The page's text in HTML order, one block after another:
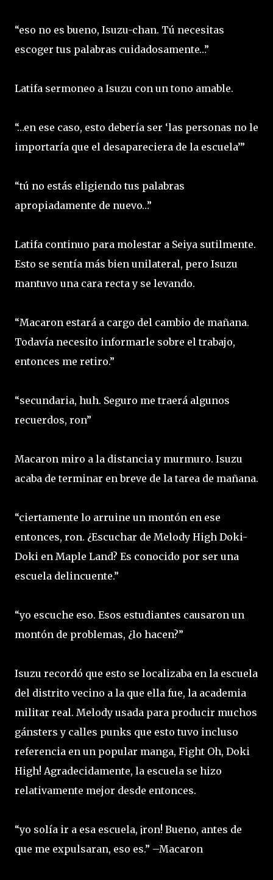
“eso no es bueno, Isuzu-chan. Tú necesitas
escoger tus palabras cuidadosamente…”
Latifa sermoneo a Isuzu con un tono amable.
“…en ese caso, esto debería ser ‘las personas no le
importaría que el desapareciera de la escuela’”
“tú no estás eligiendo tus palabras
apropiadamente de nuevo…”
Latifa continuo para molestar a Seiya sutilmente.
Esto se sentía más bien unilateral, pero Isuzu
mantuvo una cara recta y se levando.
“Macaron estará a cargo del cambio de mañana.
Todavía necesito informarle sobre el trabajo,
entonces me retiro.”
“secundaria, huh. Seguro me traerá algunos
recuerdos, ron”
Macaron miro a la distancia y murmuro. Isuzu
acaba de terminar en breve de la tarea de mañana.
“ciertamente lo arruine un montón en ese
entonces, ron. ¿Escuchar de Melody High Doki-
Doki en Maple Land? Es conocido por ser una
escuela delincuente.”
“yo escuche eso. Esos estudiantes causaron un
montón de problemas, ¿lo hacen?”
Isuzu recordó que esto se localizaba en la escuela
del distrito vecino a la que ella fue, la academia
militar real. Melody usada para producir muchos
gánsters y calles punks que esto tuvo incluso
referencia en un popular manga, Fight Oh, Doki
High! Agradecidamente, la escuela se hizo
relativamente mejor desde entonces.
“yo solía ir a esa escuela, ¡ron! Bueno, antes de
que me expulsaran, eso es.” –Macaron